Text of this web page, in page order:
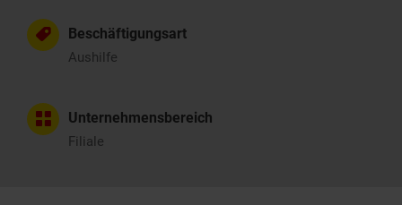
Beschäftigungsart
Aushilfe
Unternehmensbereich
Filiale